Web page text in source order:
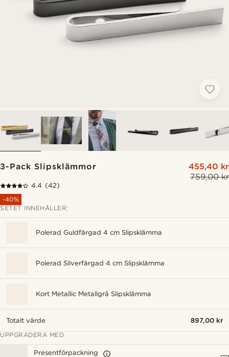
3-Pack Slipsklämmor
759,00 kr
455,40 kr
4.4 (42)
-40%
SETET INNEHÅLLER:
Polerad Guldfärgad 4 cm Slipsklämma
Polerad Silverfärgad 4 cm Slipsklämma
Kort Metallic Metallgrå Slipsklämma
Totalt värde
897,00 kr
UPPGRADERA MED
Presentförpackning